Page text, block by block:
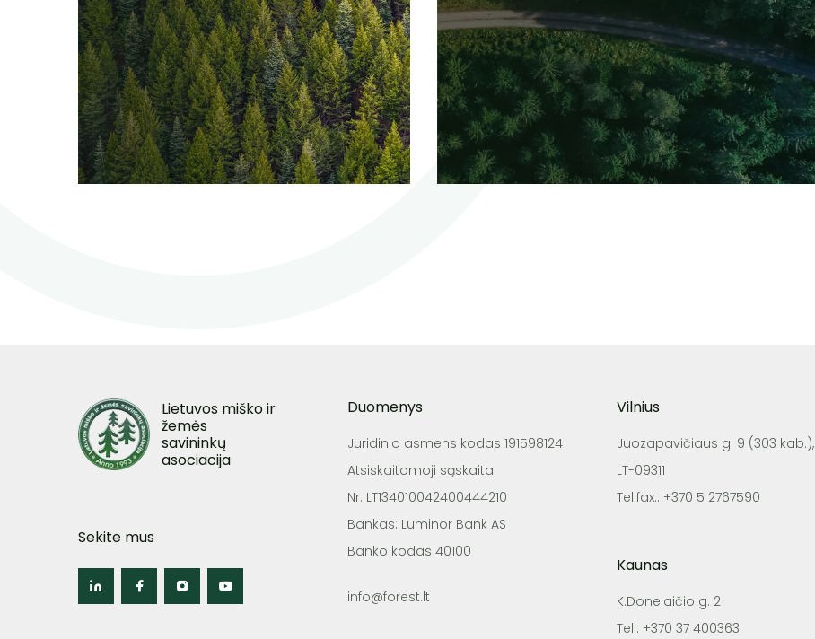
Lietuvos miško ir
žemės
savininkų
asociacija
Sekite mus
Duomenys
Juridinio asmens kodas 191598124
Atsiskaitomoji sąskaita
Nr. LT134010042400444210
Bankas: Luminor Bank AS
Banko kodas 40100
info@forest.lt
Vilnius
Juozapavičiaus g. 9 (303 kab.),
LT-09311
Tel.fax.: +370 5 2767590
Kaunas
K.Donelaičio g. 2
Tel.: +370 37 400363